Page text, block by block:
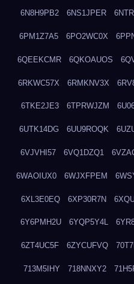
6N8H9PB2 6NS1JPER
6PM1Z7A5 6PO2WC0X
6QEEKCMR 6QKOAUOS
6RKWC57X 6RMKNV3X
6TKE2JE3 6TPRWJZM
6UTK14DG 6UU9ROQK
6VJVHI57 6VQ1DZQ1
6WAOIUX0 6WJXFPEM
6XL3E0EQ 6XP30R7N
6Y6PMH2U 6YQP5Y4L
6ZT4UC5F 6ZYCUFVQ
713M5IHY 718NNXY2